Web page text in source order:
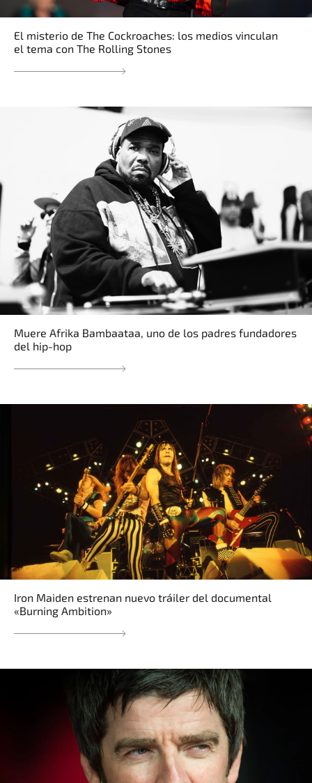
El misterio de The Cockroaches: los medios vinculan
el tema con The Rolling Stones
Muere Afrika Bambaataa, uno de los padres fundadores
del hip-hop
Iron Maiden estrenan nuevo tráiler del documental
«Burning Ambition»